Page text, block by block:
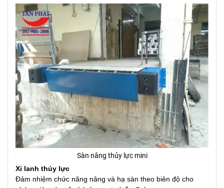
Sàn nâng thủy lực mini
Xi lanh thủy lực
Đảm nhiệm chức năng nâng và hạ sàn theo biên độ cho